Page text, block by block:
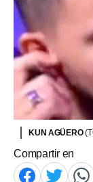
KUN AGÜERO
Compartir en